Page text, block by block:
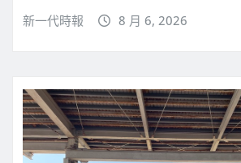
新一代時報 8 月 6, 2026